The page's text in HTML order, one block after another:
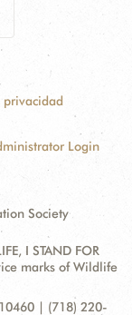
privacidad
Login
Society
I STAND FOR
marks of Wildlife
| (718) 220-